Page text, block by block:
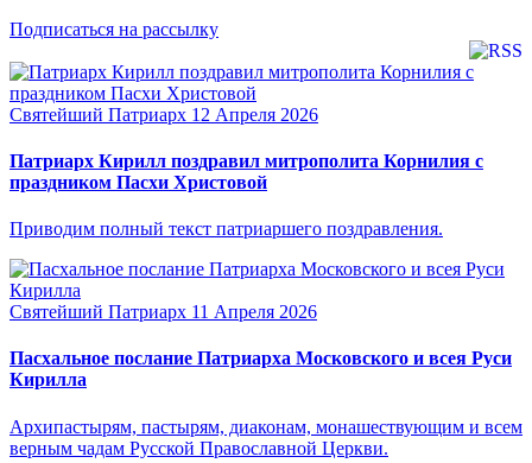
Подписаться на рассылку
Святейший Патриарх 12 Апреля 2026
Патриарх Кирилл поздравил митрополита Корнилия с
праздником Пасхи Христовой
Приводим полный текст патриаршего поздравления.
Святейший Патриарх 11 Апреля 2026
Пасхальное послание Патриарха Московского и всея Руси
Кирилла
Архипастырям, пастырям, диаконам, монашествующим и всем
верным чадам Русской Православной Церкви.